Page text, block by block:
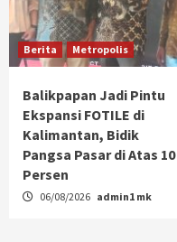
Berita Metropolis
Balikpapan Jadi Pintu
Ekspansi FOTILE di
Kalimantan, Bidik
Pangsa Pasar di Atas 10
Persen
06/08/2026 admin1 mk